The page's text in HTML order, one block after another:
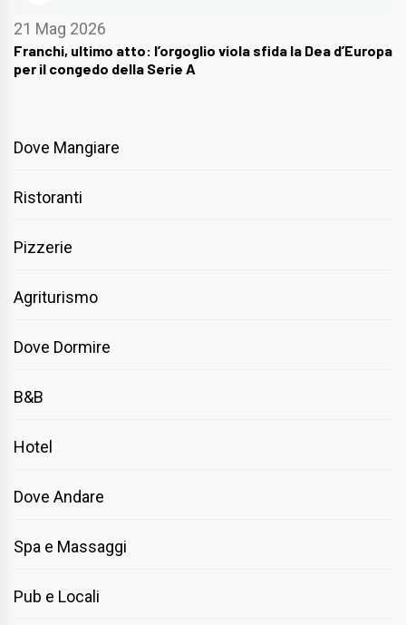
21 Mag 2026
Franchi, ultimo atto: l’orgoglio viola sfida la Dea d’Europa
per il congedo della Serie A
Dove Mangiare
Ristoranti
Pizzerie
Agriturismo
Dove Dormire
B&B
Hotel
Dove Andare
Spa e Massaggi
Pub e Locali